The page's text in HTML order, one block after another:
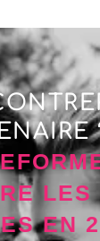
LES
EN